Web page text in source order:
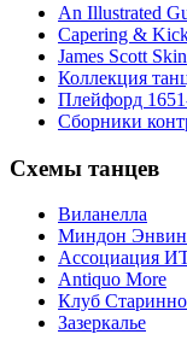
An Illustrated
Capering &
James Scott
Коллекция
Плейфорд
Сборники
Схемы танцев
Виланелла
Миндон
Ассоциация
Antiquo More
Клуб
Зазеркалье